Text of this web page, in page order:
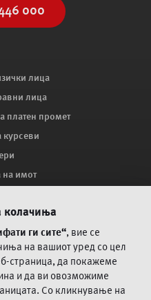
000
лица
лица
платен промет
курсеви
на имот
Банка?
трансакции со
прашања
колачиња
ги сите“, вие се
на вашиот уред со цел
страница, да покажеме
и да ви овозможиме
Со кликнување на